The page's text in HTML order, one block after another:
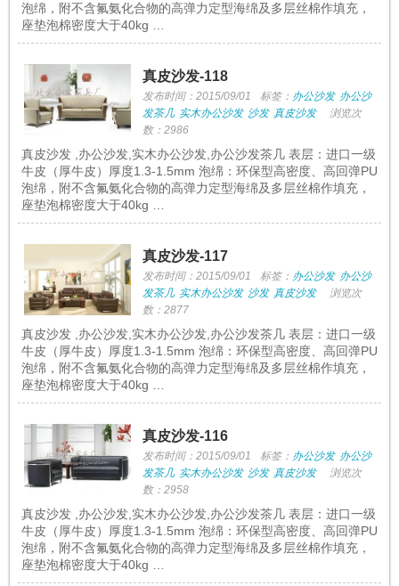
泡绵，附不含氟氨化合物的高弹力定型海绵及多层丝棉作填充，
座垫泡棉密度大于40kg …
真皮沙发-118
发布时间：2015/09/01 标签： 办公沙发 办公沙
发茶几 实木办公沙发 沙发 真皮沙发
浏览次
数：2986
真皮沙发 ,办公沙发,实木办公沙发,办公沙发茶几 表层：进口一级
牛皮（厚牛皮）厚度1.3-1.5mm 泡绵：环保型高密度、高回弹PU
泡绵，附不含氟氨化合物的高弹力定型海绵及多层丝棉作填充，
座垫泡棉密度大于40kg …
真皮沙发-117
发布时间：2015/09/01 标签： 办公沙发 办公沙
发茶几 实木办公沙发 沙发 真皮沙发
浏览次
数：2877
真皮沙发 ,办公沙发,实木办公沙发,办公沙发茶几 表层：进口一级
牛皮（厚牛皮）厚度1.3-1.5mm 泡绵：环保型高密度、高回弹PU
泡绵，附不含氟氨化合物的高弹力定型海绵及多层丝棉作填充，
座垫泡棉密度大于40kg …
真皮沙发-116
发布时间：2015/09/01 标签： 办公沙发 办公沙
发茶几 实木办公沙发 沙发 真皮沙发
浏览次
数：2958
真皮沙发 ,办公沙发,实木办公沙发,办公沙发茶几 表层：进口一级
牛皮（厚牛皮）厚度1.3-1.5mm 泡绵：环保型高密度、高回弹PU
泡绵，附不含氟氨化合物的高弹力定型海绵及多层丝棉作填充，
座垫泡棉密度大于40kg …